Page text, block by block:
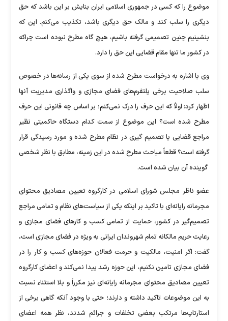
موضوع را که کسی در جمهوری اسلامی ایران بنایش بر این باشد که حق
دیگری را سلب کند و مالک حق دیگری باشد، تکذیب می‌کنم. این که
بنشینیم چنین تصمیمی گرفته باشیم، هیچ گاه مطرح نبوده است چراکه
در کشور ما تنها مقام قضایی این حق را دارد.
وی با اشاره به درخواست مطرح شده از سوی یکی از رسانه‌ها در خصوص
سلب صلاحیت برخی پلتفرم‌های فضای مجازی و واگذاری مدیریت آنها
اظهار کرد: اولاً که این حرف را درک نمی‌کنم؛ بر اساس چه قانونی این حرف
مطرح شده است؟ این موضوع از سمت کدام دستگاه حاکمیتی نظیر
مراجع قضایی یا تصمیم گیری در نظام مطرح شده و مورد رسیدگی قرار
گرفته است؟ قطعاً مباحث مطرح شده در این زمینه، مطابق با نظر شخصی
گوینده آن بیان شده است.
عضو ناظر مجلس شورای اسلامی در کارگروه تعیین مصادیق محتوای
مجرمانه رایانه‌ای با تاکید بر اینکه یکی از سیاست‌های نظام و تمامی مراجع
تصمیم‌گیر در کشور، حمایت از تمامی کسب و کارهای فضای مجازی و
رعایت حریم مالکانه تمام شهروندان ایرانی به ویژه در فضای مجازی است،
گفت: اگر امنیت، مالکیت و حرمت فعالان حوزه‌های کسب و کار را در
فضای مجازی تامین نکنیم، این حوزه رشد پیدا نمی‌کند و اعضای کارگروه
تعیین مصادیق محتوای مجرمانه رایانه‌ای نیز مکرراً و بلا استثناء نسبت
به این موضوعات تاکید داشته و دارند؛ حتی با وجود آنکه گاهی برخی از
استارتاپ‌ها مرتکب بعضی تخلفات و جرائم شدند، نظر همه اعضای